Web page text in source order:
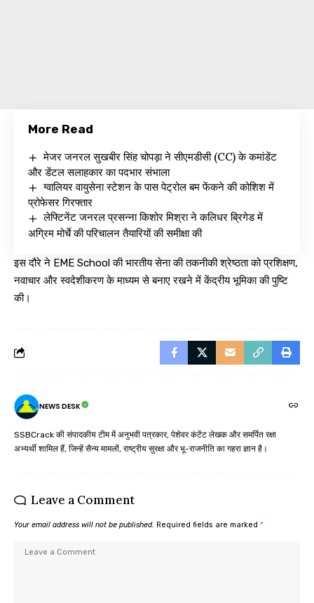
More Read
मेजर जनरल सुखबीर सिंह चोपड़ा ने सीएमडीसी (CC) के कमांडेंट
और डेंटल सलाहकार का पदभार संभाला
ग्वालियर वायुसेना स्टेशन के पास पेट्रोल बम फेंकने की कोशिश में
प्रोफेसर गिरफ्तार
लेफ्टिनेंट जनरल प्रसन्ना किशोर मिश्रा ने कलिधर ब्रिगेड में
अग्रिम मोर्चे की परिचालन तैयारियों की समीक्षा की
इस दौरे ने EME School की भारतीय सेना की तकनीकी श्रेष्ठता को प्रशिक्षण,
नवाचार और स्वदेशीकरण के माध्यम से बनाए रखने में केंद्रीय भूमिका की पुष्टि
की।
NEWS DESK
SSBCrack की संपादकीय टीम में अनुभवी पत्रकार, पेशेवर कंटेंट लेखक और समर्पित रक्षा
अभ्यर्थी शामिल हैं, जिन्हें सैन्य मामलों, राष्ट्रीय सुरक्षा और भू-राजनीति का गहरा ज्ञान है।
Leave a Comment
Your email address will not be published. Required fields are marked *